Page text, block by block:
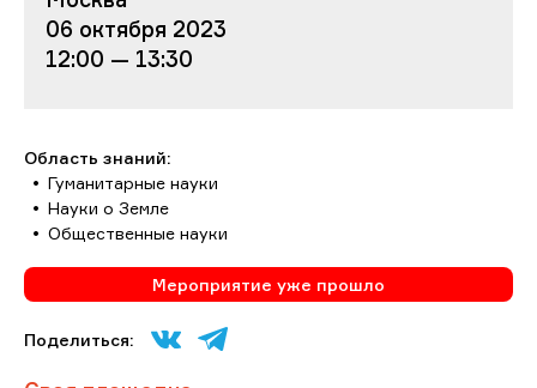
06 октября 2023
12:00 — 13:30
Область знаний:
Гуманитарные науки
Науки о Земле
Общественные науки
Мероприятие уже прошло
Поделиться: